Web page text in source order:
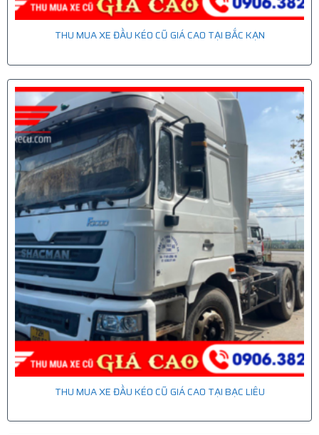
THU MUA XE ĐẦU KÉO CŨ GIÁ CAO TẠI BẮC KẠN
THU MUA XE ĐẦU KÉO CŨ GIÁ CAO TẠI BẠC LIÊU